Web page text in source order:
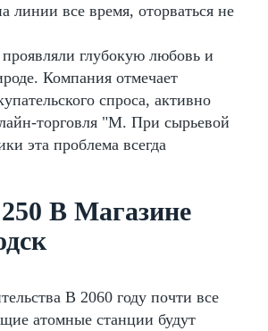
все время, оторваться не
глубокую любовь и
Компания отмечает
спроса, активно
торговля "М. При сырьевой
эта проблема всегда
В Магазине
В 2060 году почти все
атомные станции будут